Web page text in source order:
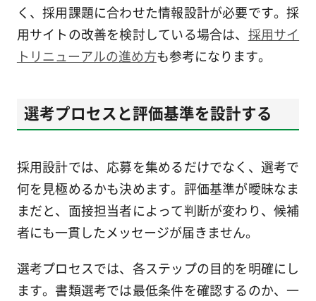
く、採用課題に合わせた情報設計が必要です。採
用サイトの改善を検討している場合は、 採用サイ
トリニューアルの進め方も参考になります。
選考プロセスと評価基準を設計する
採用設計では、応募を集めるだけでなく、選考で
何を見極めるかも決めます。評価基準が曖昧なま
まだと、面接担当者によって判断が変わり、候補
者にも一貫したメッセージが届きません。
選考プロセスでは、各ステップの目的を明確にし
ます。書類選考では最低条件を確認するのか、一